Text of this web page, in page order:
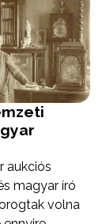
aukciós
magyar író
volna